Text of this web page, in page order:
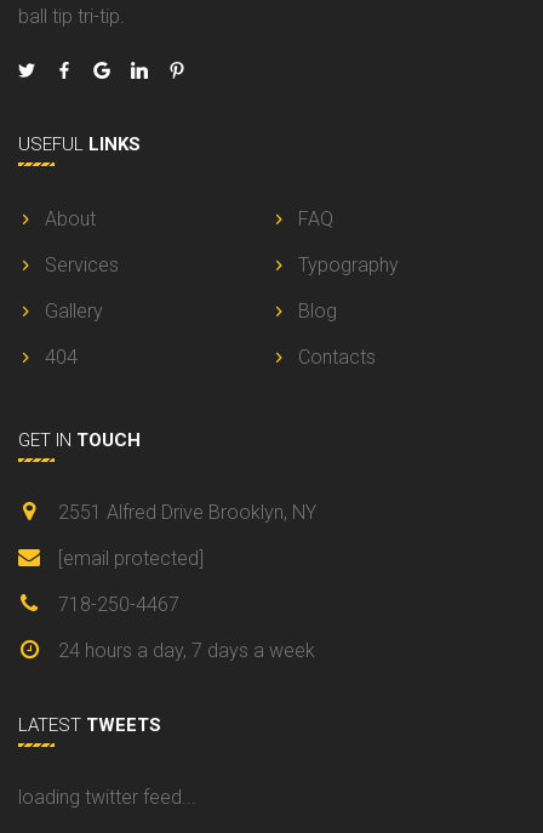
ball tip tri-tip.
USEFUL LINKS
About
Services
Gallery
404
FAQ
Typography
Blog
Contacts
GET IN TOUCH
2551 Alfred Drive Brooklyn, NY
[email protected]
718-250-4467
24 hours a day, 7 days a week
LATEST TWEETS
loading twitter feed...